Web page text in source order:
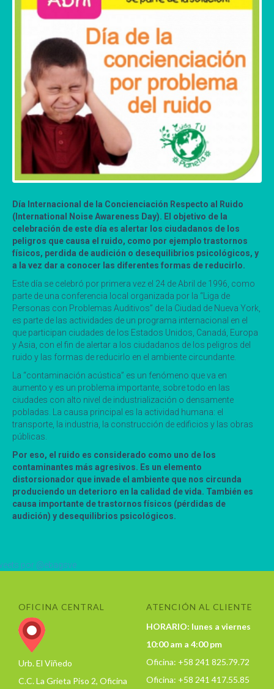
Día Internacional de la Concienciación Respecto al Ruido
(International Noise Awareness Day). El objetivo de la
celebración de este día es alertar los ciudadanos de los
peligros que causa el ruido, como por ejemplo trastornos
físicos, perdida de audición o desequilibrios psicológicos, y
a la vez dar a conocer las diferentes formas de reducirlo.
Este día se celebró por primera vez el 24 de Abril de 1996, como
parte de una conferencia local organizada por la “Liga de
Personas con Problemas Auditivos” de la Ciudad de Nueva York,
es parte de las actividades de un programa internacional en el
que participan ciudades de los Estados Unidos, Canadá, Europa
y Asia, con el fin de alertar a los ciudadanos de los peligros del
ruido y las formas de reducirlo en el ambiente circundante.
La “contaminación acústica” es un fenómeno que va en
aumento y es un problema importante, sobre todo en las
ciudades con alto nivel de industrialización o densamente
pobladas. La causa principal es la actividad humana: el
transporte, la industria, la construcción de edificios y las obras
públicas.
Por eso, el ruido es considerado como uno de los
contaminantes más agresivos. Es un elemento
distorsionador que invade el ambiente que nos circunda
produciendo un deterioro en la calidad de vida. También es
causa importante de trastornos físicos (pérdidas de
audición) y desequilibrios psicológicos.
por @ebagsve
OFICINA CENTRAL
Urb. El Viñedo
C.C. La Grieta Piso 2, Oficina
ATENCIÓN AL CLIENTE
HORARIO: lunes a viernes
10:00 am a 4:00 pm
Oficina: +58 241 825.79.72
Oficina: +58 241 417.55.85